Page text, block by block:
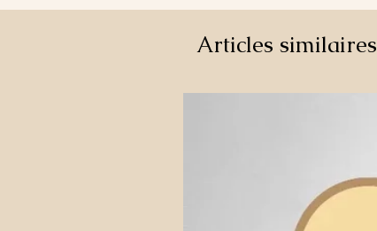
Articles similaires